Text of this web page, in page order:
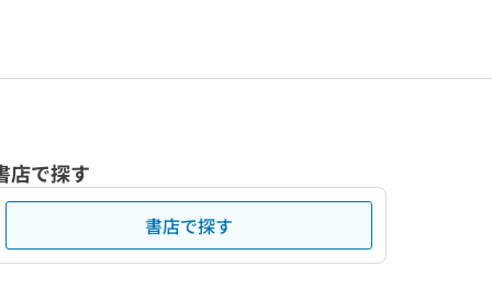
店で探す
書店で探す